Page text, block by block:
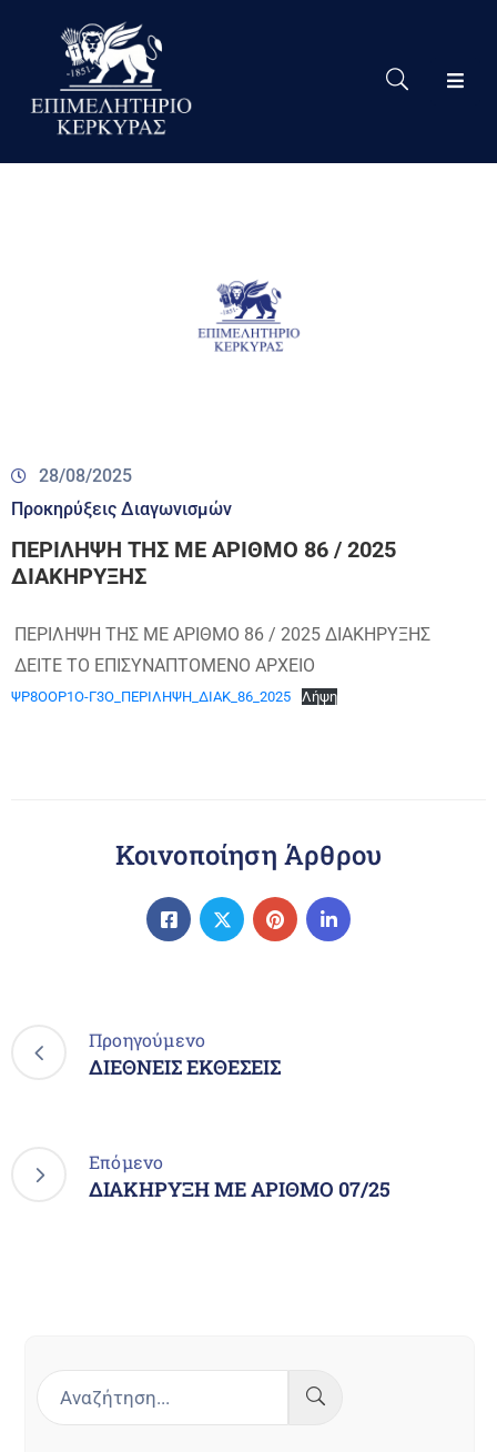
Το
Eπιμελητήριο
28/08/2025
Προκηρύξεις Διαγωνισμών
ΠΕΡΙΛΗΨΗ ΤΗΣ ΜΕ ΑΡΙΘΜΟ 86 / 2025
ΔΙΑΚΗΡΥΞΗΣ
ΠΕΡΙΛΗΨΗ ΤΗΣ ΜΕ ΑΡΙΘΜΟ 86 / 2025 ΔΙΑΚΗΡΥΞΗΣ
ΔΕΙΤΕ ΤΟ ΕΠΙΣΥΝΑΠΤΟΜΕΝΟ ΑΡΧΕΙΟ
ΨΡ8ΟΟΡ1Ο-Γ3Ο_ΠΕΡΙΛΗΨΗ_ΔΙΑΚ_86_2025 Λήψη
Κοινοποίηση Άρθρου
Προηγούμενο
ΔΙΕΘΝΕΙΣ ΕΚΘΕΣΕΙΣ
Επόμενο
ΔΙΑΚΗΡΥΞΗ ΜΕ ΑΡΙΘΜΟ 07/25